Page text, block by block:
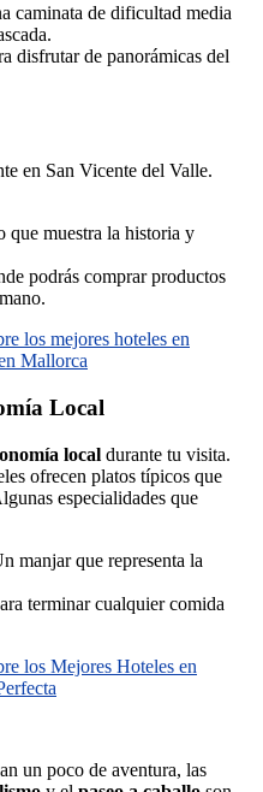
caminata de dificultad media
disfrutar de panorámicas del
en San Vicente del Valle.
que muestra la historia y
podrás comprar productos
los mejores hoteles en
Mallorca
Local
local durante tu visita.
ofrecen platos típicos que
especialidades que
manjar que representa la
terminar cualquier comida
los Mejores Hoteles en
un poco de aventura, las